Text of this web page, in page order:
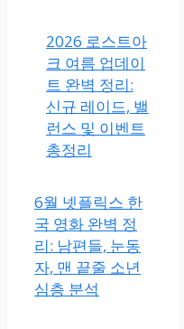
2026 로스트아
크 여름 업데이
트 완벽 정리:
신규 레이드, 밸
런스 및 이벤트
총정리
6월 넷플릭스 한
국 영화 완벽 정
리: 남편들, 눈동
자, 맨 끝줄 소년
심층 분석